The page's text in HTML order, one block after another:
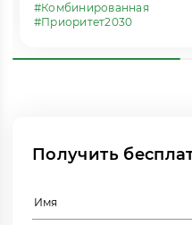
#Комбинированная
#Приоритет2030
Получить